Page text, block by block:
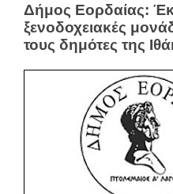
Δήμος Εορδαίας:
ξενοδοχειακές
τους δημότες της